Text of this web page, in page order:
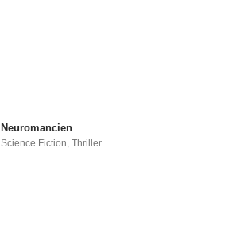
Neuromancien
Science Fiction,Thriller